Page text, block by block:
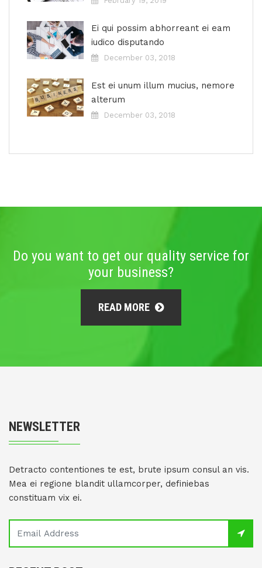
Ei qui possim abhorreant ei eam
iudico disputando
December 03, 2018
Est ei unum illum mucius, nemore
alterum
December 03, 2018
Do you want to get our quality service for
your business?
READ MORE
NEWSLETTER
Detracto contentiones te est, brute ipsum consul an vis.
Mea ei regione blandit ullamcorper, definiebas
constituam vix ei.